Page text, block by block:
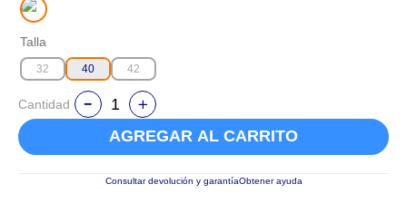
Talla
32 40 42
Cantidad
AGREGAR AL CARRITO
Consultar devolución y garantíaObtener ayuda